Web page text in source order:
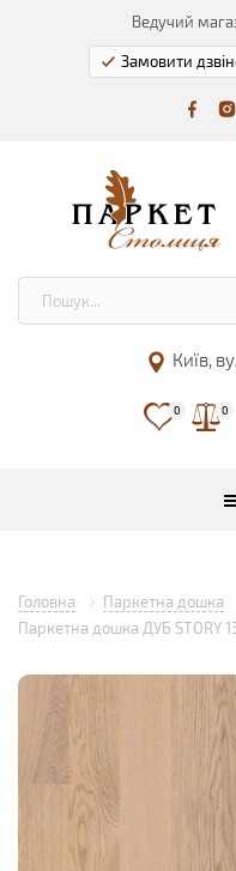
Ведучий
Замовити
Київ,
0 0
Головна
Паркетна дошка
Паркетна дошка ДУБ STORY